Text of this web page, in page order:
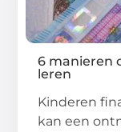
6 manieren
leren
Kinderen
kan een